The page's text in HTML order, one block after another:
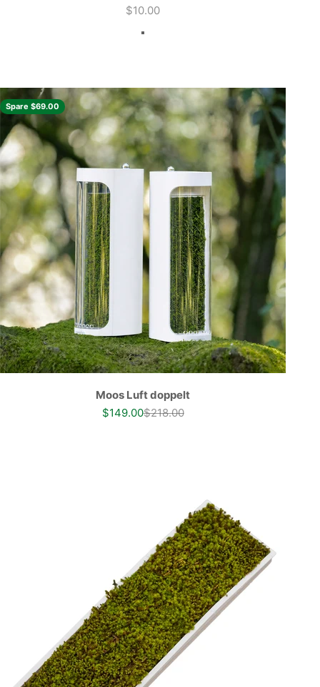
Angebot
$10.00
Farbe
Spare $69.00
Moos Luft doppelt
Angebot
$149.00Regulärer Preis
$218.00